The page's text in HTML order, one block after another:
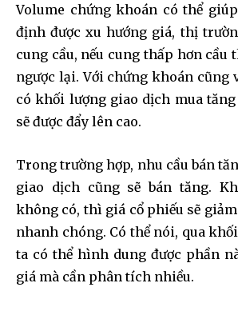
Volume chứng khoán có thể
định được xu hướng giá, thị
cung cầu, nếu cung thấp hơn cầu
ngược lại. Với chứng khoán cũng
có khối lượng giao dịch mua
sẽ được đẩy lên cao.
Trong trường hợp, nhu cầu bán
giao dịch cũng sẽ bán tăng.
không có, thì giá cổ phiếu sẽ
nhanh chóng. Có thể nói, qua
ta có thể hình dung được phần
giá mà cần phân tích nhiều.